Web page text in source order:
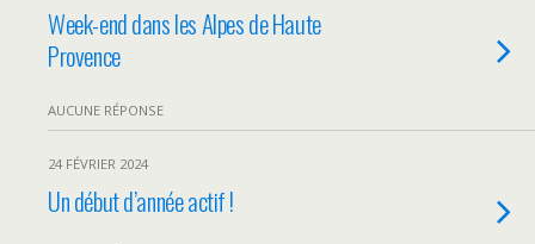
Week-end dans les Alpes de Haute
Provence
AUCUNE RÉPONSE
24 FÉVRIER 2024
Un début d’année actif !